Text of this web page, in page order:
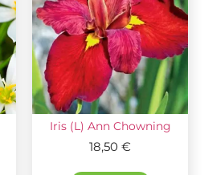
Iris (L) Ann Chowning
18,50 €